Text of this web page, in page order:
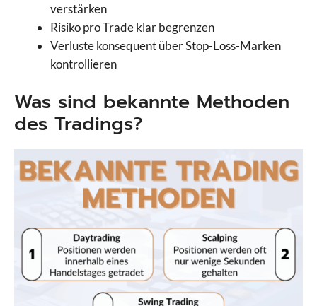
verstärken
Risiko pro Trade klar begrenzen
Verluste konsequent über Stop-Loss-Marken
kontrollieren
Was sind bekannte Methoden
des Tradings?